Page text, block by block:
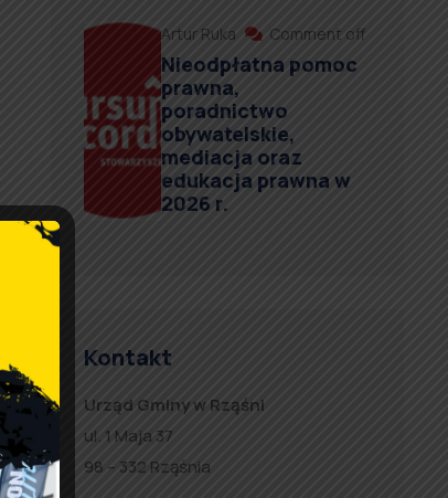
Artur Ruka Comment off
Nieodpłatna pomoc
prawna,
poradnictwo
obywatelskie,
mediacja oraz
edukacja prawna w
2026 r.
Kontakt
Urząd Gminy w Rząśni
ul. 1 Maja 37
98 – 332 Rząśnia